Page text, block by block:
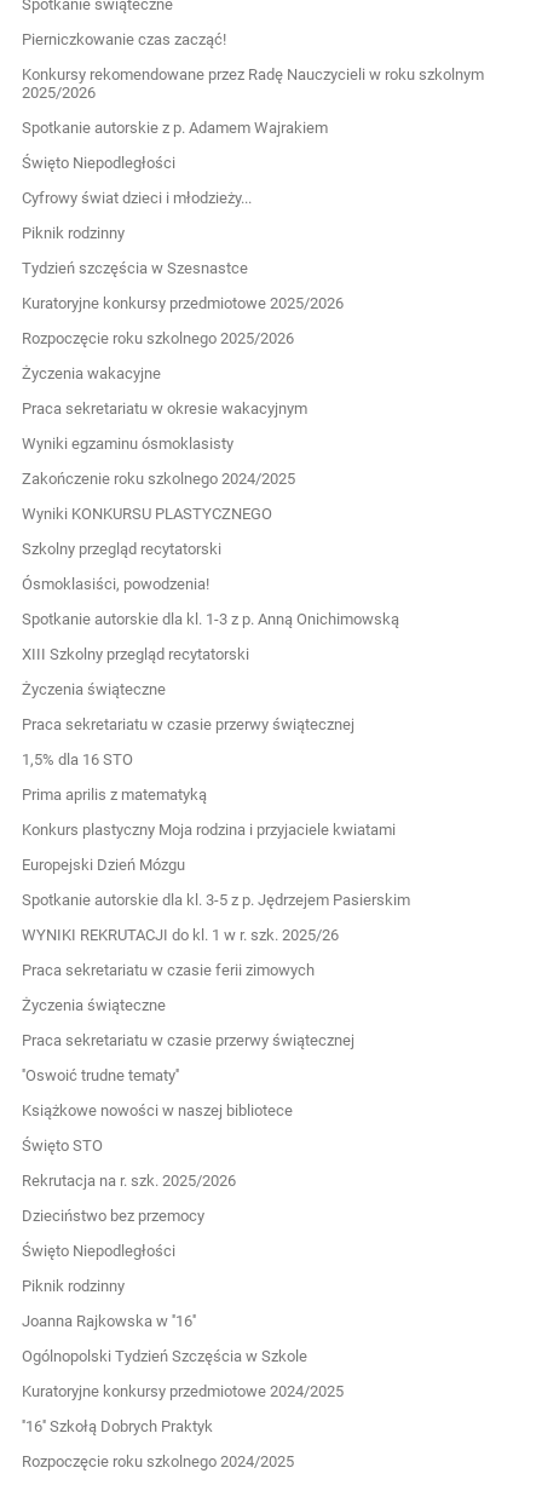
Spotkanie świąteczne
Pierniczkowanie czas zacząć!
Konkursy rekomendowane przez Radę Nauczycieli w roku szkolnym
2025/2026
Spotkanie autorskie z p. Adamem Wajrakiem
Święto Niepodległości
Cyfrowy świat dzieci i młodzieży...
Piknik rodzinny
Tydzień szczęścia w Szesnastce
Kuratoryjne konkursy przedmiotowe 2025/2026
Rozpoczęcie roku szkolnego 2025/2026
Życzenia wakacyjne
Praca sekretariatu w okresie wakacyjnym
Wyniki egzaminu ósmoklasisty
Zakończenie roku szkolnego 2024/2025
Wyniki KONKURSU PLASTYCZNEGO
Szkolny przegląd recytatorski
Ósmoklasiści, powodzenia!
Spotkanie autorskie dla kl. 1-3 z p. Anną Onichimowską
XIII Szkolny przegląd recytatorski
Życzenia świąteczne
Praca sekretariatu w czasie przerwy świątecznej
1,5% dla 16 STO
Prima aprilis z matematyką
Konkurs plastyczny Moja rodzina i przyjaciele kwiatami
Europejski Dzień Mózgu
Spotkanie autorskie dla kl. 3-5 z p. Jędrzejem Pasierskim
WYNIKI REKRUTACJI do kl. 1 w r. szk. 2025/26
Praca sekretariatu w czasie ferii zimowych
Życzenia świąteczne
Praca sekretariatu w czasie przerwy świątecznej
''Oswoić trudne tematy''
Książkowe nowości w naszej bibliotece
Święto STO
Rekrutacja na r. szk. 2025/2026
Dzieciństwo bez przemocy
Święto Niepodległości
Piknik rodzinny
Joanna Rajkowska w ''16''
Ogólnopolski Tydzień Szczęścia w Szkole
Kuratoryjne konkursy przedmiotowe 2024/2025
''16'' Szkołą Dobrych Praktyk
Rozpoczęcie roku szkolnego 2024/2025